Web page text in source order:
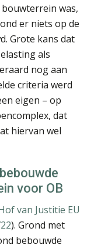
was,
er niets op de
Grote kans dat
als
nog aan
criteria werd
eigen – op
dat
hiervan wel
voor OB
van Justitie EU
). Grond met
bebouwde